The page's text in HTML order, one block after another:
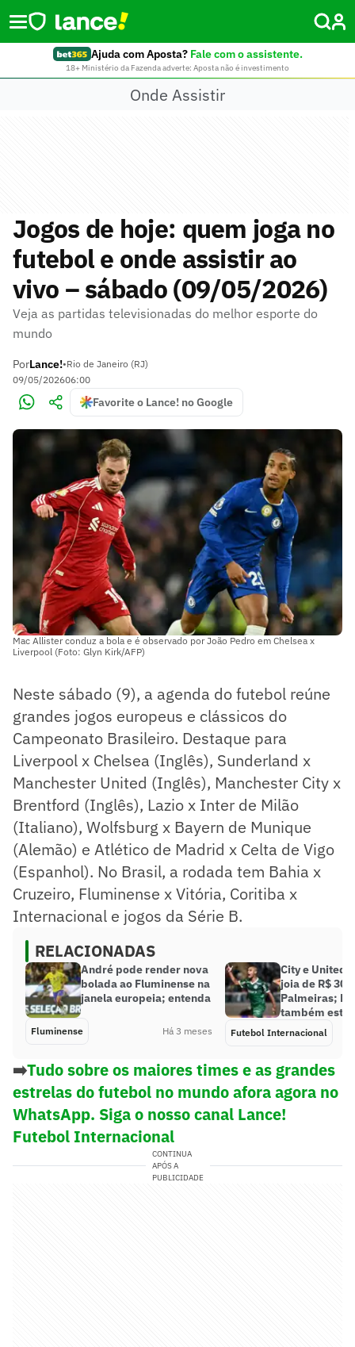
Ajuda com Aposta? Fale com o assistente.
18+ Ministério da Fazenda adverte: Aposta não é investimento
Onde Assistir
Jogos de hoje: quem joga no
futebol e onde assistir ao
vivo – sábado (09/05/2026)
Veja as partidas televisionadas do melhor esporte do
mundo
PorLance!•Rio de Janeiro (RJ)
09/05/202606:00
Favorite o Lance! no Google
Mac Allister conduz a bola e é observado por João Pedro em Chelsea x
Liverpool (Foto: Glyn Kirk/AFP)
Neste sábado (9), a agenda do futebol reúne
grandes jogos europeus e clássicos do
Campeonato Brasileiro. Destaque para
Liverpool x Chelsea (Inglês), Sunderland x
Manchester United (Inglês), Manchester City x
Brentford (Inglês), Lazio x Inter de Milão
(Italiano), Wolfsburg x Bayern de Munique
(Alemão) e Atlético de Madrid x Celta de Vigo
(Espanhol). No Brasil, a rodada tem Bahia x
Cruzeiro, Fluminense x Vitória, Coritiba x
Internacional e jogos da Série B.
RELACIONADAS
André pode render nova
bolada ao Fluminense na
janela europeia; entenda
Fluminense Há 3 meses
City e United
joia de R$
Palmeiras;
também está
Futebol Internacional
➡️Tudo sobre os maiores times e as grandes
estrelas do futebol no mundo afora agora no
WhatsApp. Siga o nosso canal Lance!
Futebol Internacional
CONTINUA
APÓS A
PUBLICIDADE